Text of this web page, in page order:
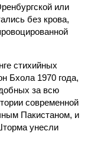
или
без крова,
стихийных
Бхола 1970 года,
за всю
современной
Пакистаном, и
унесли